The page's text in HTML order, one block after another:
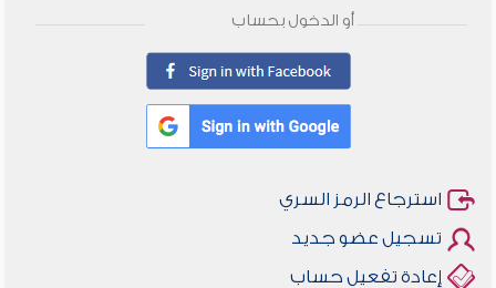
أو الدخول بحساب
استرجاع الرمز السري
تسجيل عضو جديد
إعادة تفعيل حساب